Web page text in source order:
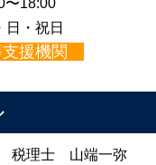
〜18:00
・祝日
援機関
税理士 山端一弥